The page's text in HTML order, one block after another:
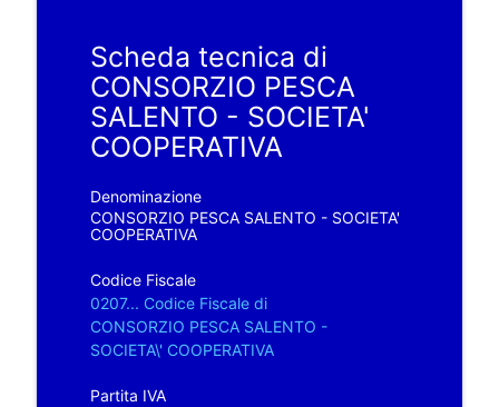
Scheda tecnica di
CONSORZIO PESCA
SALENTO - SOCIETA'
COOPERATIVA
Denominazione
CONSORZIO PESCA SALENTO - SOCIETA'
COOPERATIVA
Codice Fiscale
0207... Codice Fiscale di
CONSORZIO PESCA SALENTO -
SOCIETA\' COOPERATIVA
Partita IVA